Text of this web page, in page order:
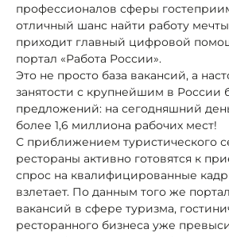
профессионалов сферы
отличный шанс найти работу
приходит главный цифровой
портал «Работа России».
Это не просто база вакансий, а
занятости с крупнейшим в России
предложений: на сегодняшний
более 1,6 миллиона рабочих мест!
С приближением туристического
рестораны активно готовятся к
спрос на квалифицированные
взлетает. По данным того же
вакансий в сфере туризма,
ресторанного бизнеса уже